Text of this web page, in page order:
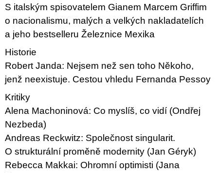
S italským spisovatelem Gianem Marcem Griffim
o nacionalismu, malých a velkých nakladatelích
a jeho bestselleru Železnice Mexika
Historie
Robert Janda: Nejsem než sen toho Někoho,
jenž neexistuje. Cestou vhledu Fernanda Pessoy
Kritiky
Alena Machoninová: Co myslíš, co vidí (Ondřej
Nezbeda)
Andreas Reckwitz: Společnost singularit.
O strukturální proměně modernity (Jan Géryk)
Rebecca Makkai: Ohromní optimisti (Jana